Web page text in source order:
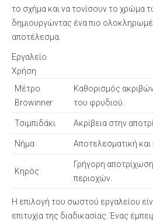
το σχήμα και να τονίσουν το χρώμα
δημιουργώντας ένα πιο
αποτέλεσμα.
Εργαλείο
Χρήση
Μέτρο
Browinner
Καθορισμός
του φρυδιού.
Τσιμπιδάκι Ακρίβεια στην
Νήμα Αποτελεσματική και
Κηρός
Γρήγορη
περιοχών.
Η επιλογή του σωστού εργαλείου
επιτυχία της διαδικασίας. Ένας